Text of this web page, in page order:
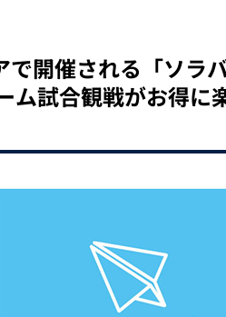
開催される「ソラ
試合観戦がお得に